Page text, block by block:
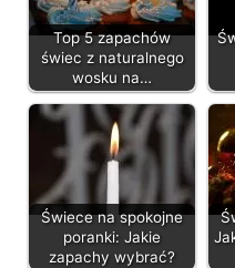
Top 5 zapachów
świec z naturalnego
wosku na…
Świece na spokojne
poranki: Jakie
zapachy wybrać?